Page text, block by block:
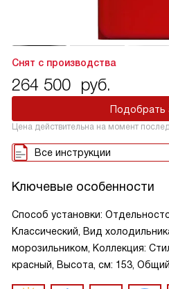
Снят с производства
264 500 руб.
Подобрать
Цена действительна на момент
Все инструкции
Ключевые особенности
Способ установки:
Классический, Вид
морозильником, Коллекция:
красный, Высота, см: 153,